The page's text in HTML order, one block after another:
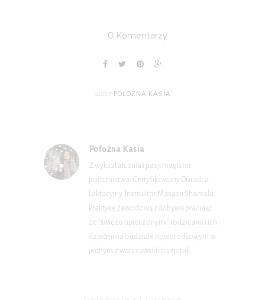
0 Komentarzy
autor POŁOŻNA KASIA
Położna Kasia
Z wykształcenia i pasji magister
położnictwa. Certyfikowany Doradca
Laktacyjny. Instruktor Masażu Shantala.
Praktykę zawodową zdobywa pracując
ze "świeżo upieczonymi" rodzicami i ich
dziećmi na oddziale noworodkowym w
jednym z warszawskich szpitali.